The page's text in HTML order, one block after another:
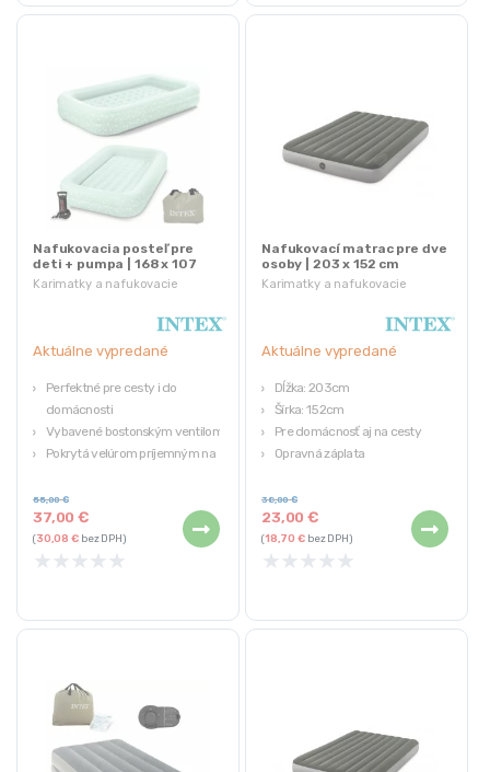
Karimatky a nafukovacie
Nafukovacia posteľ pre
deti + pumpa | 168 x 107
cm
Aktuálne vypredané
Perfektné pre cesty i do
domácnosti
Vybavené bostonským ventilom
Pokrytá velúrom príjemným na
Opravná záplata
37,00€
55,00€
(30,08€bez DPH)
★ ★ ★ ★ ★
Karimatky a nafukovacie
Nafukovací matrac pre dve
osoby | 203 x 152 cm
Aktuálne vypredané
Dĺžka: 203cm
Šírka: 152cm
Pre domácnosť aj na cesty
Opravná záplata
23,00€
38,00€
(18,70€bez DPH)
★ ★ ★ ★ ★